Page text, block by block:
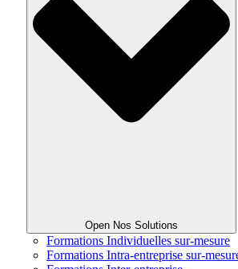
Open Nos Solutions
Formations Individuelles sur-mesure
Formations Intra-entreprise sur-